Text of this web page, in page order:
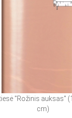
"Rožinis auksas"
cm)